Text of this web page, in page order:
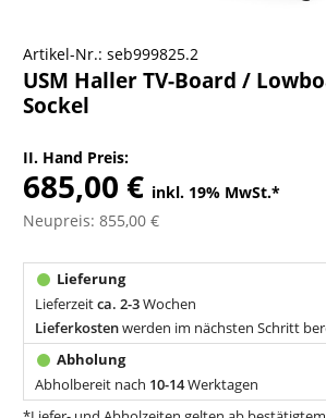
Artikel-Nr.: seb999825.2
USM Haller TV-Board /
Sockel
II. Hand Preis:
685,00 € inkl. 19% MwSt.*
Neupreis: 855,00 €
Lieferzeitca. 2-3Wochen
Lieferkostenwerden im nächsten Schritt
Abholbereit nach 10-14Werktagen